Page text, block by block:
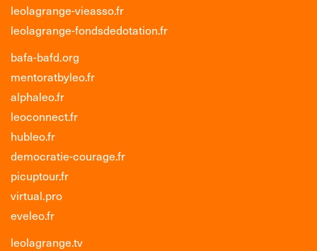
leolagrange-vieasso.fr
leolagrange-fondsdedotation.fr
bafa-bafd.org
mentoratbyleo.fr
alphaleo.fr
leoconnect.fr
hubleo.fr
democratie-courage.fr
picuptour.fr
virtual.pro
eveleo.fr
leolagrange.tv